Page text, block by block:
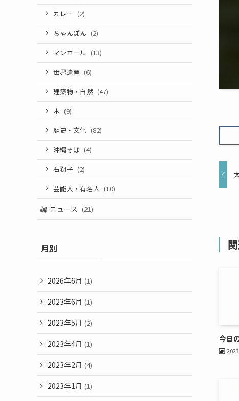
今日
カレー (2)
ちゃんぽん (2)
マンホール (13)
世界遺産 (6)
建築物・自然 (47)
本 (9)
歴史・文化 (82)
沖縄そば (4)
石獅子 (2)
芸能人・有名人 (10)
ニュース (21)
月別
2026年6月 (1)
2023年6月 (1)
2023年5月 (2)
2023年4月 (1)
2023年2月 (4)
2023年1月 (1)